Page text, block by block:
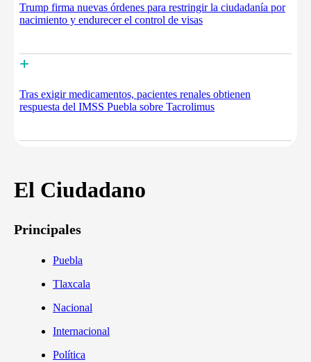
Trump firma nuevas órdenes para restringir la ciudadanía por
nacimiento y endurecer el control de visas
+
Tras exigir medicamentos, pacientes renales obtienen
respuesta del IMSS Puebla sobre Tacrolimus
El Ciudadano
Principales
Puebla
Tlaxcala
Nacional
Internacional
Política